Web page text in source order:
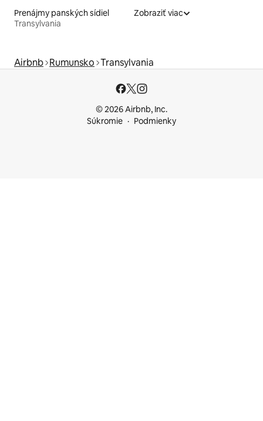
Prenájmy panských sídiel
Transylvania
Zobraziť viac
Airbnb Rumunsko Transylvania
© 2026 Airbnb, Inc.
Súkromie
Podmienky